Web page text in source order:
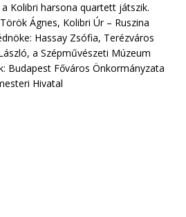
Kolibri harsona quartett játszik.
Ágnes, Kolibri Úr – Ruszina
Hassay Zsófia, Terézváros
a Szépművészeti Múzeum
Budapest Főváros Önkormányzata
Hivatal